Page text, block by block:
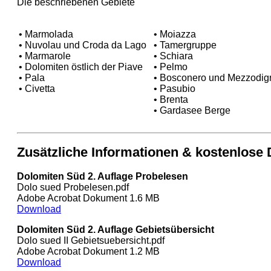
Die beschriebenen Gebiete
• Marmolada
• Nuvolau und Croda da Lago
• Marmarole
• Dolomiten östlich der Piave
• Pala
• Civetta
• Moiazza
• Tamergruppe
• Schiara
• Pelmo
• Bosconero und
• Pasubio
• Brenta
• Gardasee Berge
Zusätzliche Informationen & kostenlose
Dolomiten Süd 2. Auflage Probelesen
Dolo sued Probelesen.pdf
Adobe Acrobat Dokument 1.6 MB
Download
Dolomiten Süd 2. Auflage Gebietsübersicht
Dolo sued II Gebietsuebersicht.pdf
Adobe Acrobat Dokument 1.2 MB
Download